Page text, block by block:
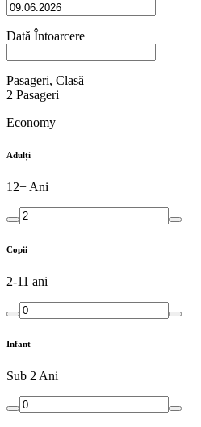
Dată Întoarcere
Pasageri, Clasă
2 Pasageri
Economy
Adulți
12+ Ani
Copii
2-11 ani
Infant
Sub 2 Ani